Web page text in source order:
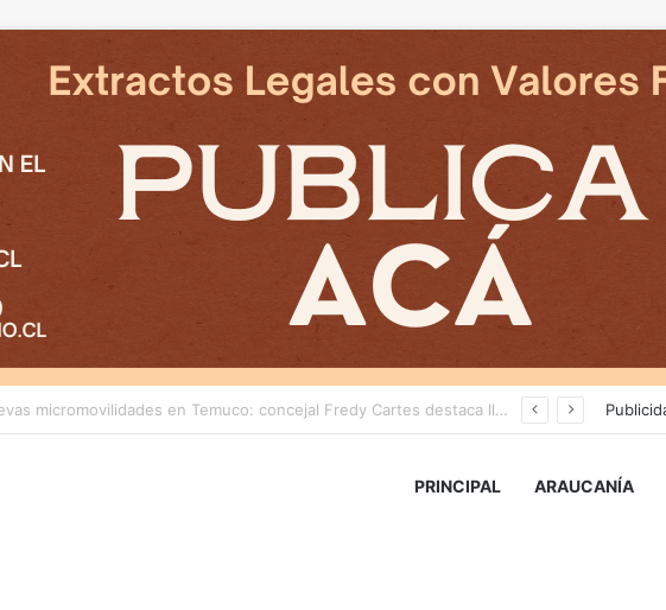
Delegado Presidencial: «durante los próximos días se pronostican bajas temperaturas e incluso nevadas en algunos sectores de la Región»
PRINCIPAL ARAUCANÍA